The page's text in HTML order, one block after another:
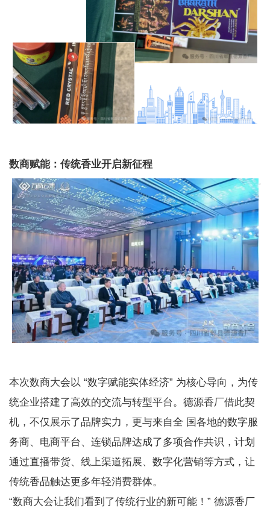
数商赋能：传统香业开启新征程
本次数商大会以 “数字赋能实体经济” 为核心导向，为传
统企业搭建了高效的交流与转型平台。德源香厂借此契
机，不仅展示了品牌实力，更与来自全 国各地的数字服
务商、电商平台、连锁品牌达成了多项合作共识，计划
通过直播带货、线上渠道拓展、数字化营销等方式，让
传统香品触达更多年轻消费群体。
“数商大会让我们看到了传统行业的新可能！” 德源香厂